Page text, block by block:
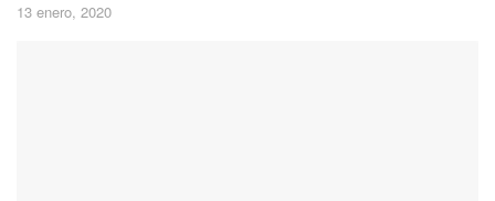
13 enero, 2020